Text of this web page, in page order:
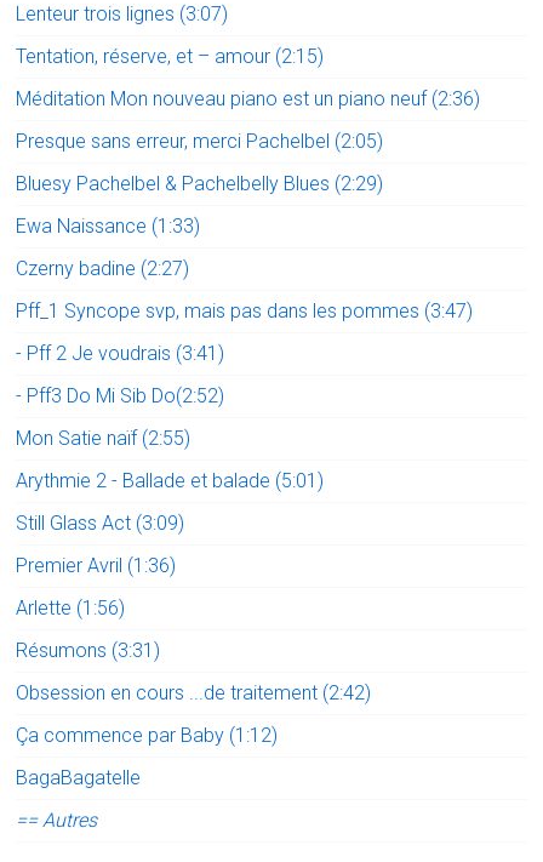
Lenteur trois lignes (3:07)
Tentation, réserve, et – amour (2:15)
Méditation Mon nouveau piano est un piano neuf (2:36)
Presque sans erreur, merci Pachelbel (2:05)
Bluesy Pachelbel & Pachelbelly Blues (2:29)
Ewa Naissance (1:33)
Czerny badine (2:27)
Pff_1 Syncope svp, mais pas dans les pommes (3:47)
- Pff 2 Je voudrais (3:41)
- Pff3 Do Mi Sib Do(2:52)
Mon Satie naïf (2:55)
Arythmie 2 - Ballade et balade (5:01)
Still Glass Act (3:09)
Premier Avril (1:36)
Arlette (1:56)
Résumons (3:31)
Obsession en cours ...de traitement (2:42)
Ça commence par Baby (1:12)
BagaBagatelle
== Autres